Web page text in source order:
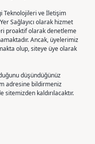
Teknolojileri ve İletişim
Sağlayıcı olarak hizmet
proaktif olarak denetleme
Ancak, üyelerimiz
olup, siteye üye olarak
düşündüğünüz
adresine bildirmeniz
kaldırılacaktır.